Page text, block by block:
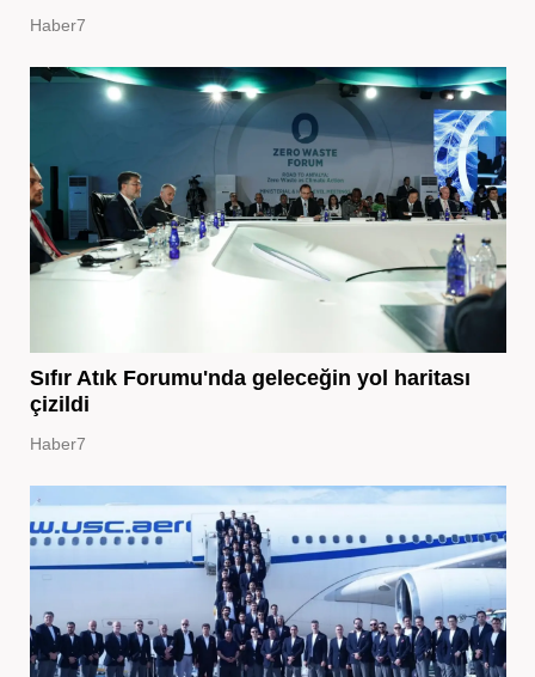
Haber7
Sıfır Atık Forumu'nda geleceğin yol haritası
çizildi
Haber7